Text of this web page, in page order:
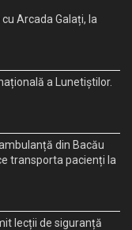
Arcada Galați, la
a Lunetiștilor.
din Bacău
transporta pacienți la
lecții de siguranță